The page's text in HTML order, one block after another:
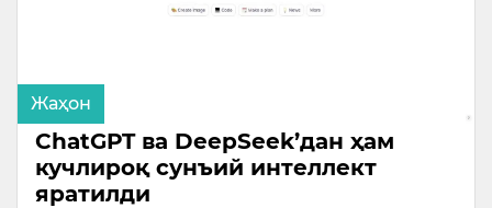
Жаҳон
ChatGPT ва DeepSeek’дан ҳам
кучлироқ сунъий интеллект
яратилди